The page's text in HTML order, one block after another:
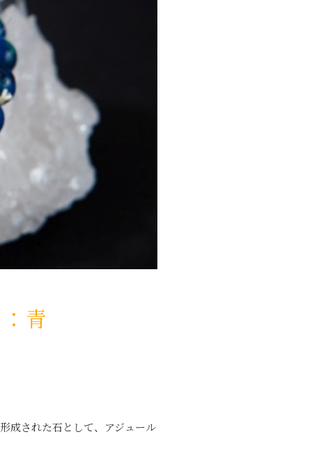
青
成された石として、アジュール